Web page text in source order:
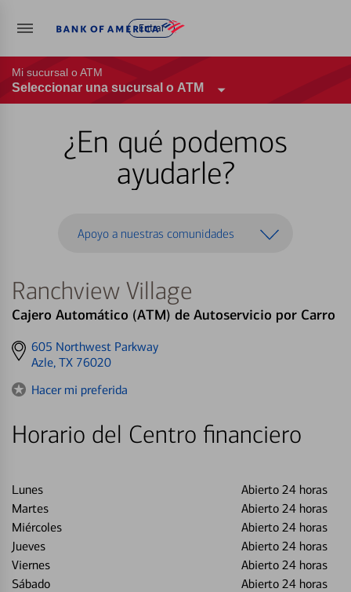
Entrar
Mi sucursal o ATM
Seleccionar una sucursal o ATM
¿En qué podemos
ayudarle?
Apoyo a nuestras comunidades
Ranchview Village
Cajero Automático (ATM) de Autoservicio por Carro
Get
directions
605 Northwest Parkway
Azle, TX 76020
Hacer mi preferida
Horario del Centro financiero
Lunes
Abierto 24 horas
Martes
Abierto 24 horas
Miércoles
Abierto 24 horas
Jueves
Abierto 24 horas
Viernes
Abierto 24 horas
Sábado
Abierto 24 horas